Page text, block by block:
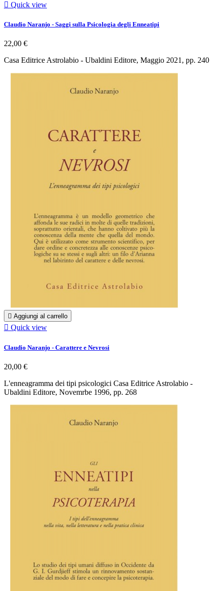
 Quick view
Claudio Naranjo - Saggi sulla Psicologia degli Enneatipi
22,00 €
Casa Editrice Astrolabio - Ubaldini Editore, Maggio 2021, pp. 240
 Aggiungi al carrello
 Quick view
Claudio Naranjo - Carattere e Nevrosi
20,00 €
L'enneagramma dei tipi psicologici Casa Editrice Astrolabio -
Ubaldini Editore, Novemrbe 1996, pp. 268